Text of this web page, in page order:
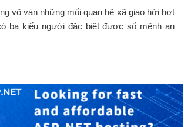
vô vàn những mối quan hệ xã giao hời hợt
ba kiểu người đặc biệt được số mệnh an